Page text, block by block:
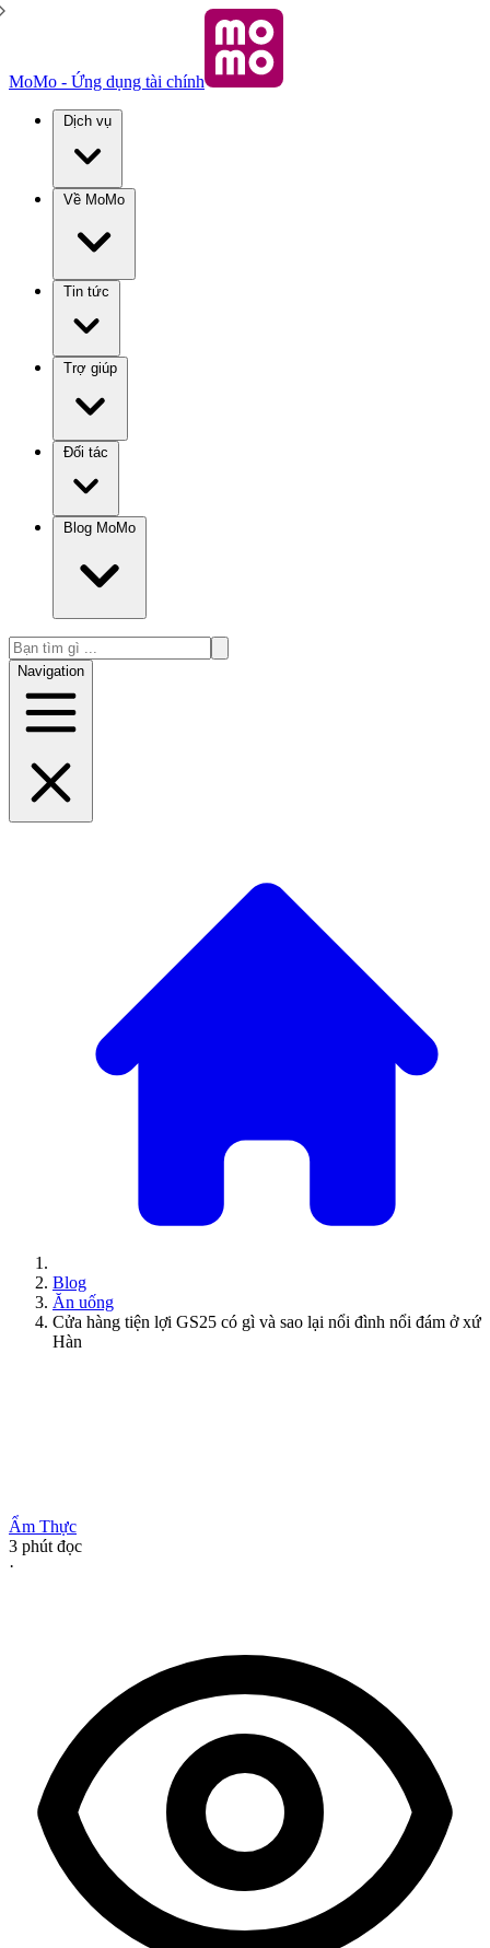
MoMo - Ứng dụng tài chính
Dịch vụ
Về MoMo
Tin tức
Trợ giúp
Đối tác
Blog MoMo
Navigation
Blog
Ăn uống
Cửa hàng tiện lợi GS25 có gì và sao lại nổi đình nổi đám ở xứ
Hàn
Ẩm Thực
3 phút đọc
·